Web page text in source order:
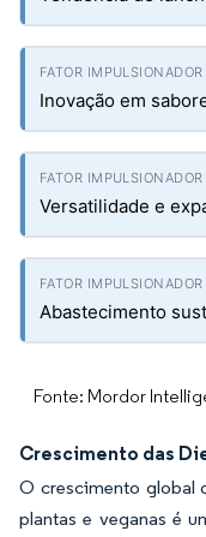
Inovação em
Versatilidade e
Abastecimento
Fonte: Mordor
Crescimento das
O crescimento global
plantas e veganas é